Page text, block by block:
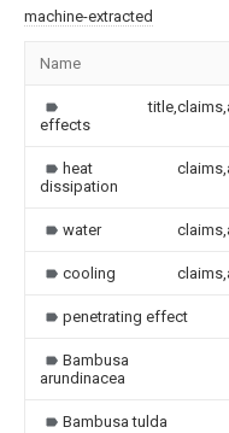
machine-extracted
Name
effects
heat
dissipation
water
cooling
penetrating effect
Bambusa
arundinacea
Bambusa tulda